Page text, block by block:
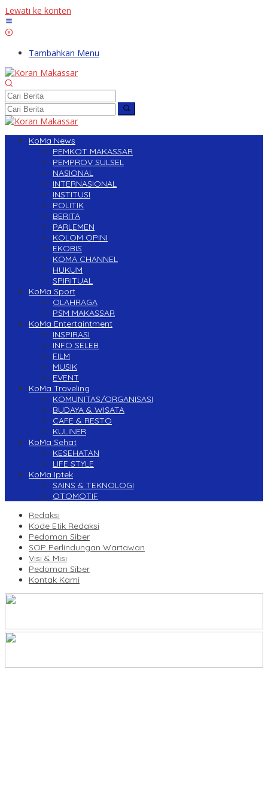
Lewati ke konten
Tambahkan Menu
KoMa News
PEMKOT MAKASSAR
PEMPROV SULSEL
NASIONAL
INTERNASIONAL
INSTITUSI
POLITIK
BERITA
PARLEMEN
KOLOM OPINI
EKOBIS
KOMA CHANNEL
HUKUM
SPIRITUAL
KoMa Sport
OLAHRAGA
PSM MAKASSAR
KoMa Entertaintment
INSPIRASI
INFO SELEB
FILM
MUSIK
EVENT
KoMa Traveling
KOMUNITAS/ORGANISASI
BUDAYA & WISATA
CAFE & RESTO
KULINER
KoMa Sehat
KESEHATAN
LIFE STYLE
KoMa Iptek
SAINS & TEKNOLOGI
OTOMOTIF
Redaksi
Kode Etik Redaksi
Pedoman Siber
SOP Perlindungan Wartawan
Visi & Misi
Pedoman Siber
Kontak Kami